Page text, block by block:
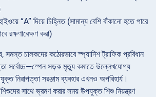
“A” দিয়ে চিহ্নিত (সামান্য বেশি বাঁকানো হতে পারে
রক্ষণাবেক্ষণ করা)
সমস্ত চালকদের কঠোরভাবে স্প্যানিশ ট্রাফিক প্রবিধান
সর্বোচ্চ—স্পেন সড়ক মৃত্যু কমাতে উল্লেখযোগ্য
নিরাপত্তা সরঞ্জাম ব্যবহার এখনও অপরিহার্য।
সাথে ভ্রমণ করার সময় উপযুক্ত শিশু নিয়ন্ত্রণ